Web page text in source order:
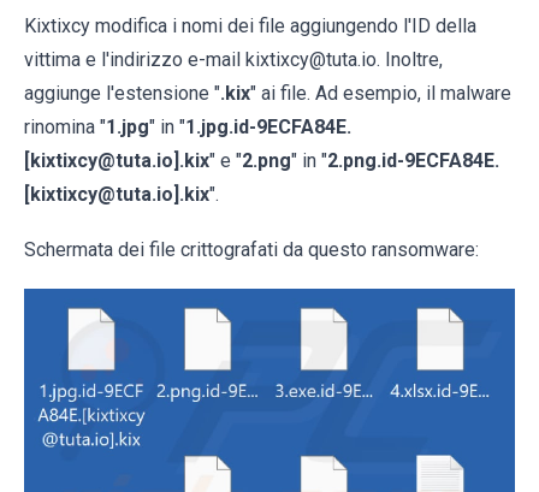
Kixtixcy modifica i nomi dei file aggiungendo l'ID della
vittima e l'indirizzo e-mail kixtixcy@tuta.io. Inoltre,
aggiunge l'estensione ".kix" ai file. Ad esempio, il malware
rinomina "1.jpg" in "1.jpg.id-9ECFA84E.
[kixtixcy@tuta.io].kix" e "2.png" in "2.png.id-9ECFA84E.
[kixtixcy@tuta.io].kix".
Schermata dei file crittografati da questo ransomware: